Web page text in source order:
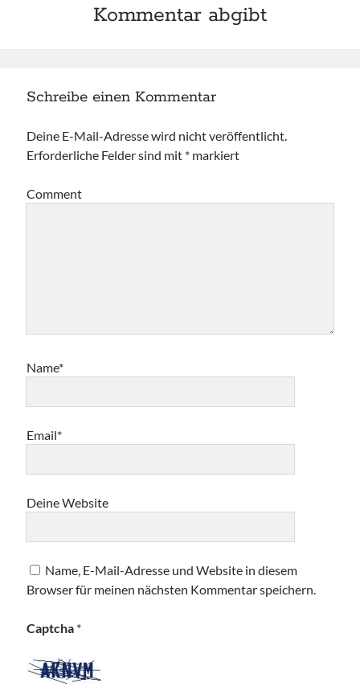
Kommentar abgibt
Schreibe einen Kommentar
Deine E-Mail-Adresse wird nicht veröffentlicht.
Erforderliche Felder sind mit * markiert
Comment
Name*
Email*
Deine Website
Name, E-Mail-Adresse und Website in diesem
Browser für meinen nächsten Kommentar speichern.
Captcha *